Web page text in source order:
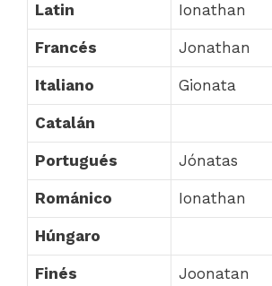
Latin Ionathan
Francés Jonathan
Italiano Gionata
Catalán
Portugués Jónatas
Románico Ionathan
Húngaro
Finés Joonatan